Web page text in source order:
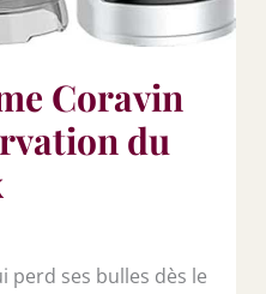
Coravin
du
perd ses bulles dès le